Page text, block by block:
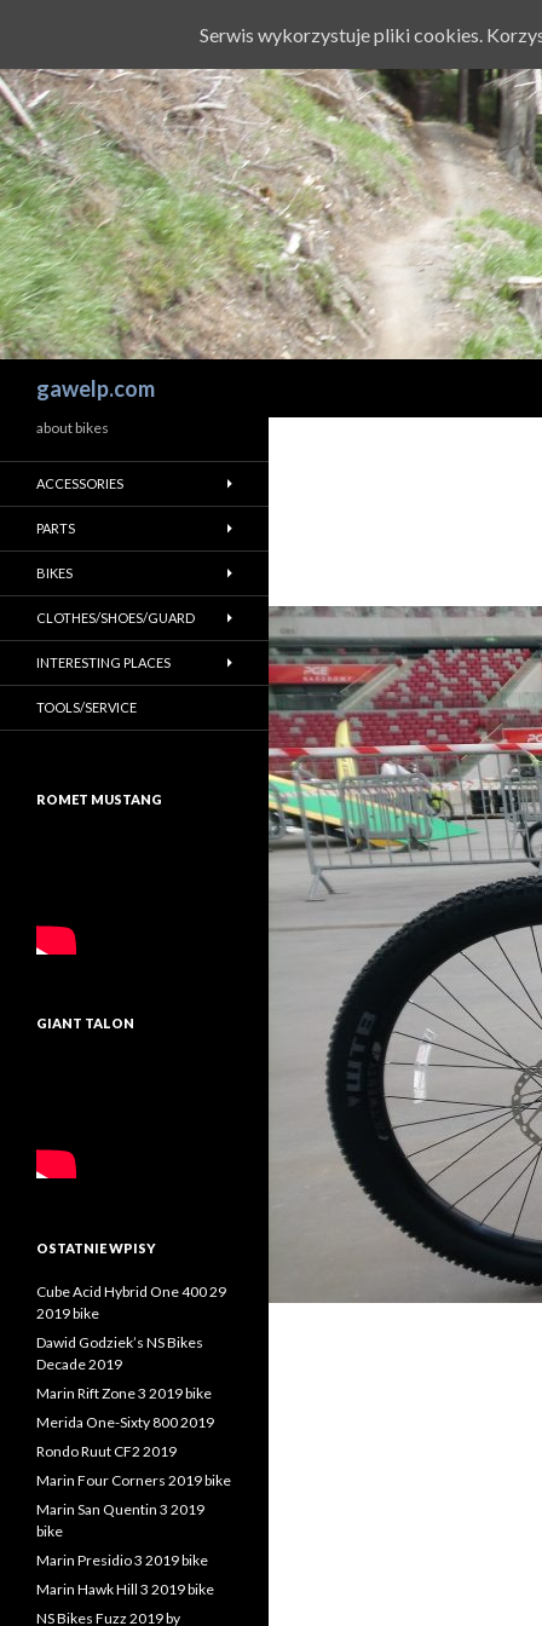
gawelp.com
about bikes
ACCESSORIES
PARTS
BIKES
CLOTHES/SHOES/GUARD
INTERESTING PLACES
TOOLS/SERVICE
ROMET MUSTANG
GIANT TALON
OSTATNIE WPISY
Cube Acid Hybrid One 400 29
2019 bike
Dawid Godziek’s NS Bikes
Decade 2019
Marin Rift Zone 3 2019 bike
Merida One-Sixty 800 2019
Rondo Ruut CF2 2019
Marin Four Corners 2019 bike
Marin San Quentin 3 2019
bike
Marin Presidio 3 2019 bike
Marin Hawk Hill 3 2019 bike
NS Bikes Fuzz 2019 by
Serwis wykorzystuje pliki cookies.